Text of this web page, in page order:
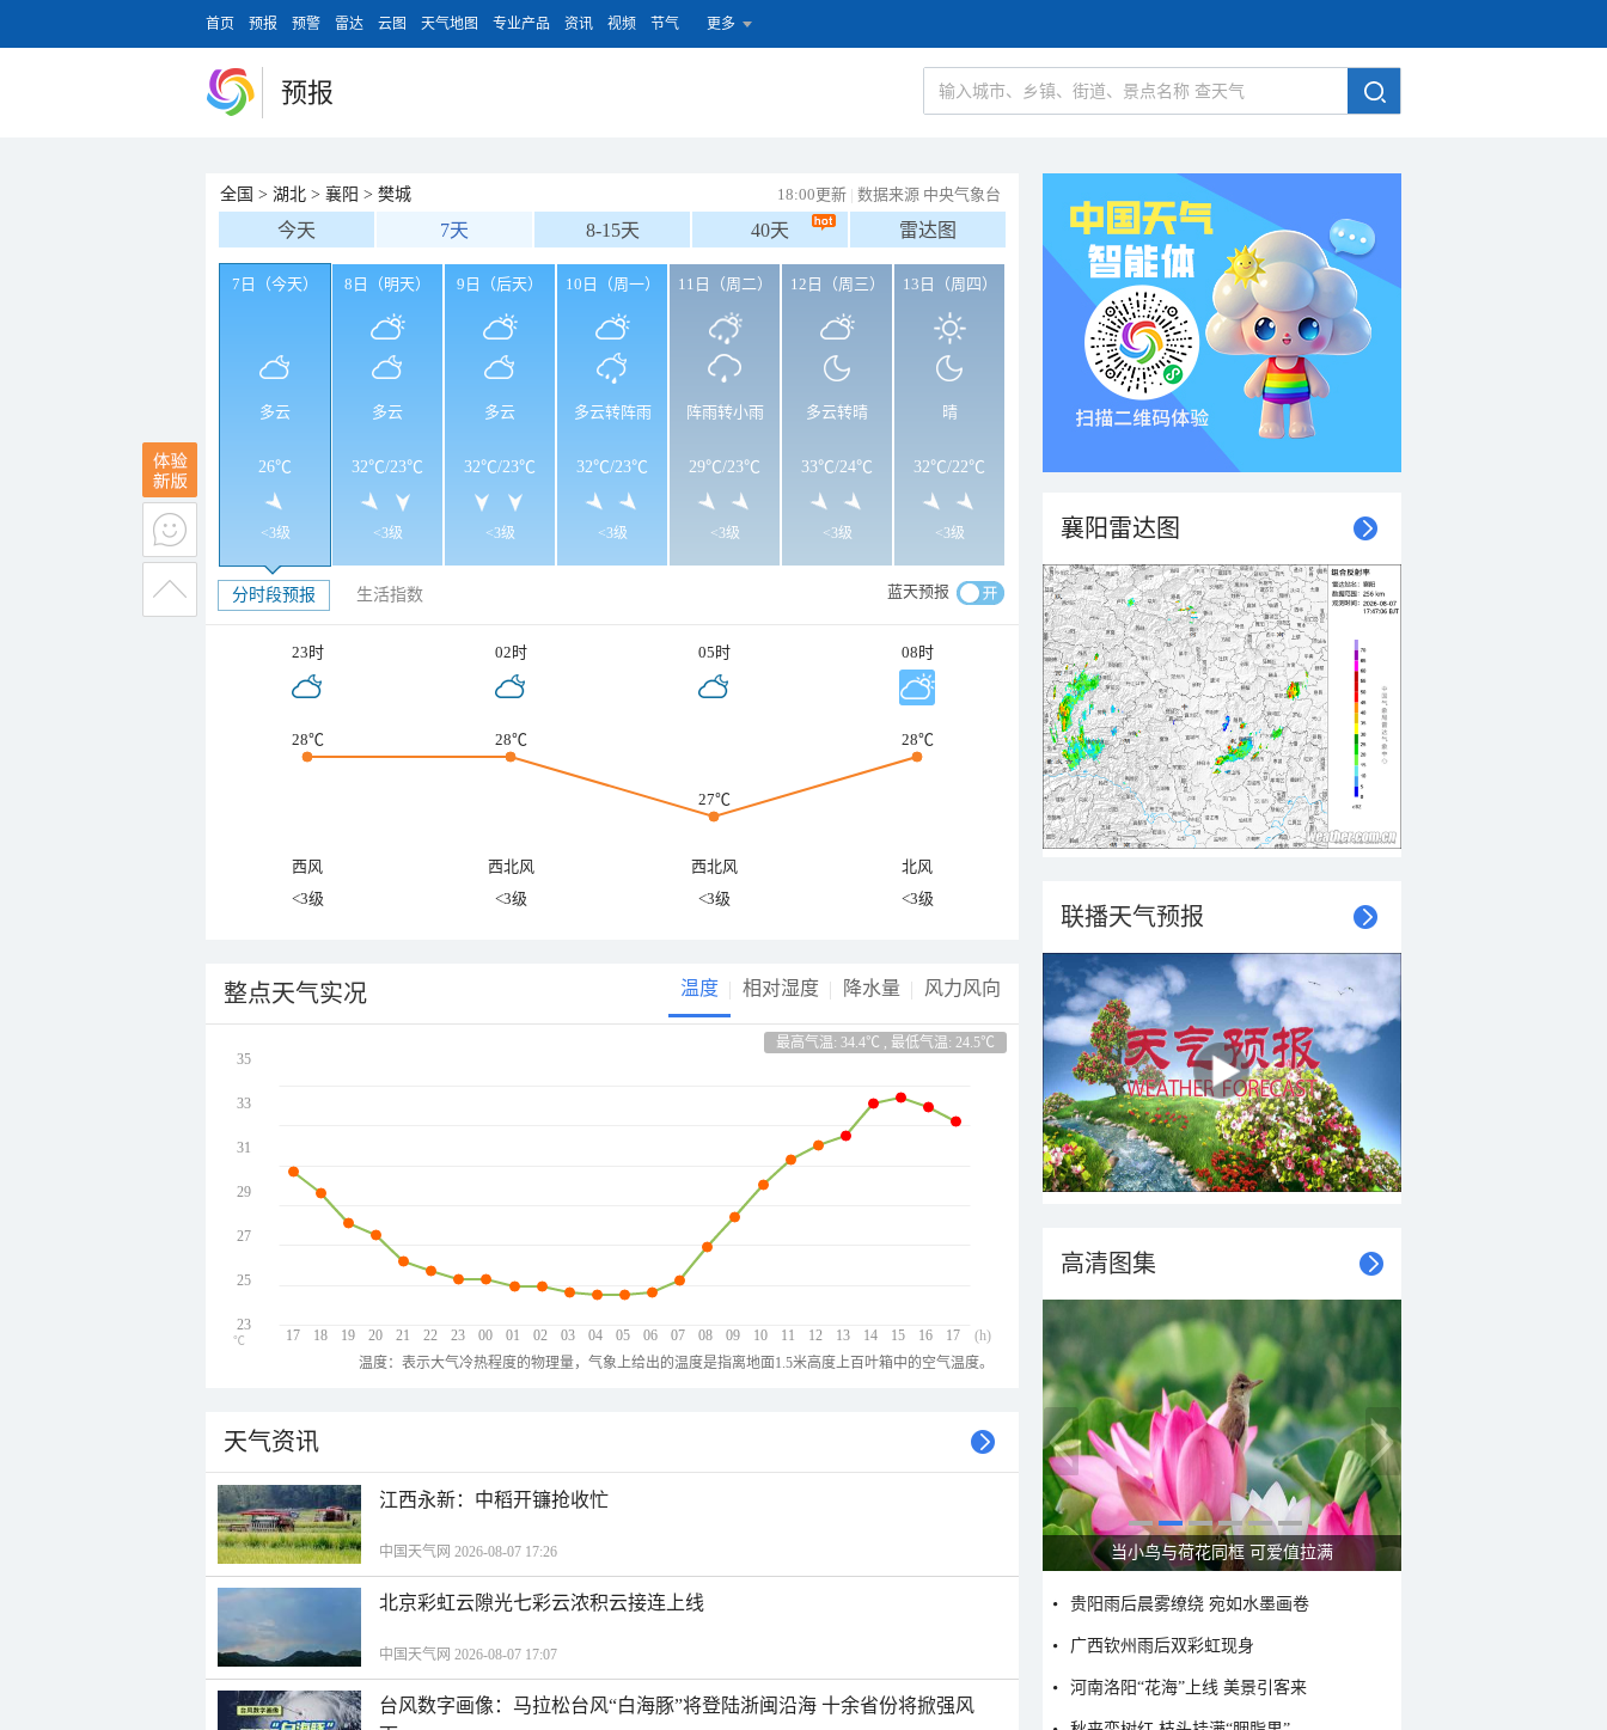
首页 预报 预警 雷达 云图 天气地图 专业产品 资讯 视频 节气 更多
预报
全国 > 湖北 > 襄阳 > 樊城 18:00更新 | 数据来源 中央气象台
今天 7天 8-15天 40天 雷达图
7日（今天）
多云
26℃
<3级
8日（明天）
多云
32℃/23℃
<3级
9日（后天）
多云
32℃/23℃
<3级
10日（周一）
多云转阵雨
32℃/23℃
<3级
11日（周二）
阵雨转小雨
29℃/23℃
<3级
12日（周三）
多云转晴
33℃/24℃
<3级
13日（周四）
晴
32℃/22℃
<3级
分时段预报 生活指数 蓝天预报
23时 02时 05时 08时
28℃ 28℃
27℃
28℃
西风 西北风 西北风
北风
<3级
<3级 <3级 <3级
整点天气实况 温度 相对湿度 降水量 风力风向
最高气温: 34.4℃ , 最低气温: 24.5℃
17 18 19 20 21 22 23 00 01 02 03 04 05 06 07 08 09 10 11 12 13 14 15 16 17
35
33
31
29
27
25
23
(h)
℃
温度：表示大气冷热程度的物理量，气象上给出的温度是指离地面1.5米高度上百叶箱中的空气温度。
天气资讯
江西永新：中稻开镰抢收忙
中国天气网 2026-08-07 17:26
北京彩虹云隙光七彩云浓积云接连上线
中国天气网 2026-08-07 17:07
台风数字画像：马拉松台风“白海豚”将登陆浙闽沿海 十余省份将掀强风
襄阳雷达图
联播天气预报
高清图集
夏天的快乐 藏在这些消暑美味里
贵阳雨后晨雾缭绕 宛如水墨画卷
广西钦州雨后双彩虹现身
河南洛阳“花海”上线 美景引客来